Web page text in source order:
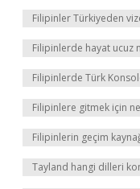
Filipinler Türkiyeden
Filipinlerde hayat ucuz
Filipinlerde Türk
Filipinlere gitmek için
Filipinlerin geçim
Tayland hangi dilleri